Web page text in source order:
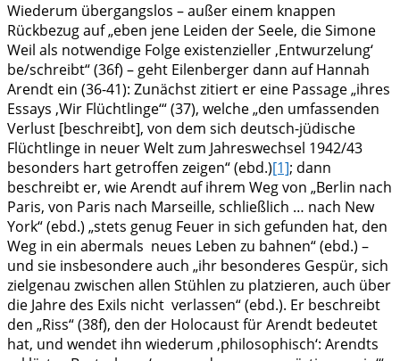
Wiederum übergangslos – außer einem knappen
Rückbezug auf „eben jene Leiden der Seele, die Simone
Weil als notwendige Folge existenzieller ‚Entwurzelung‘
be/schreibt“ (36f) – geht Eilenberger dann auf Hannah
Arendt ein (36-41): Zunächst zitiert er eine Passage „ihres
Essays ‚Wir Flüchtlinge‘“ (37), welche „den umfassenden
Verlust [beschreibt], von dem sich deutsch-jüdische
Flüchtlinge in neuer Welt zum Jahreswechsel 1942/43
besonders hart getroffen zeigen“ (ebd.)[1]; dann
beschreibt er, wie Arendt auf ihrem Weg von „Berlin nach
Paris, von Paris nach Marseille, schließlich … nach New
York“ (ebd.) „stets genug Feuer in sich gefunden hat, den
Weg in ein abermals neues Leben zu bahnen“ (ebd.) –
und sie insbesondere auch „ihr besonderes Gespür, sich
zielgenau zwischen allen Stühlen zu platzieren, auch über
die Jahre des Exils nicht verlassen“ (ebd.). Er beschreibt
den „Riss“ (38f), den der Holocaust für Arendt bedeutet
hat, und wendet ihn wiederum ‚philosophisch‘: Arendts